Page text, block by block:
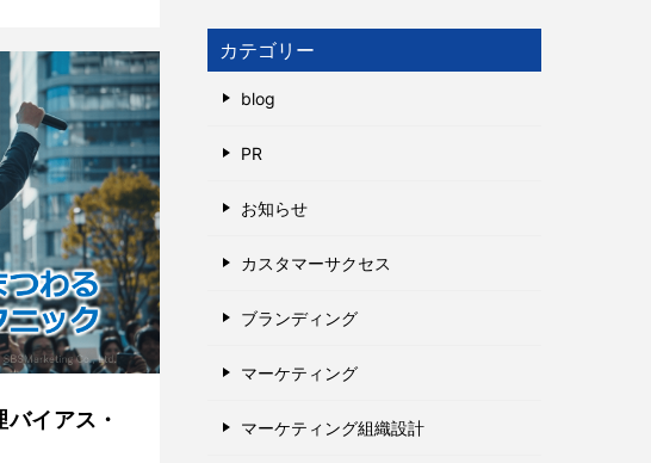
バイアス・
カテゴリー
blog
PR
お知らせ
カスタマーサクセス
ブランディング
マーケティング
マーケティング組織設計